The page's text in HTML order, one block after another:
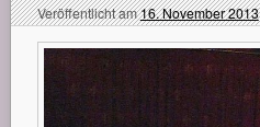
Veröffentlicht am16. November 2013